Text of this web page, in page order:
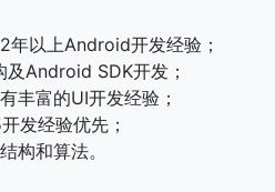
年以上Android开发经验；
Android SDK开发；
丰富的UI开发经验；
发经验优先；
构和算法。